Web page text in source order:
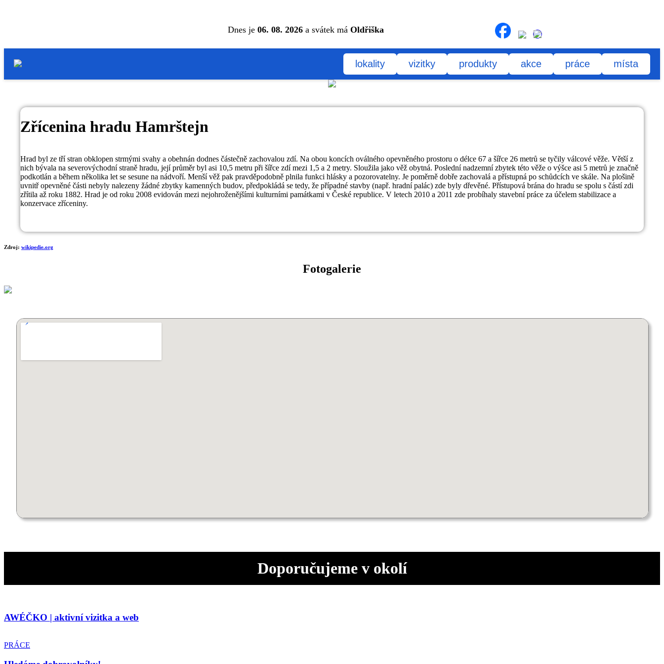
Dnes je 06. 08. 2026a svátek má Oldřiška
lokality vizitky produkty akce práce místa
Zřícenina hradu Hamrštejn
Hrad byl ze tří stran obklopen strmými svahy a obehnán dodnes částečně zachovalou zdí. Na obou koncích oválného opevněného prostoru o délce 67 a šířce 26 metrů se tyčily válcové věže. Větší z
nich bývala na severovýchodní straně hradu, její průměr byl asi 10,5 metru při šířce zdí mezi 1,5 a 2 metry. Sloužila jako věž obytná. Poslední nadzemní zbytek této věže o výšce asi 5 metrů je značně
podkotlán a během několika let se sesune na nádvoří. Menší věž pak pravděpodobně plnila funkci hlásky a pozorovatelny. Je poměrně dobře zachovalá a přístupná po schůdcích ve skále. Na plošině
uvnitř opevněné části nebyly nalezeny žádné zbytky kamenných budov, předpokládá se tedy, že případné stavby (např. hradní palác) zde byly dřevěné. Přístupová brána do hradu se spolu s částí zdi
zřítila až roku 1882. Hrad je od roku 2008 evidován mezi nejohroženějšími kulturními památkami v České republice. V letech 2010 a 2011 zde probíhaly stavební práce za účelem stabilizace a
konzervace zříceniny.
Zdroj: wikipedie.org
Fotogalerie
Doporučujeme v okolí
AWÉČKO | aktivní vizitka a web
PRÁCE